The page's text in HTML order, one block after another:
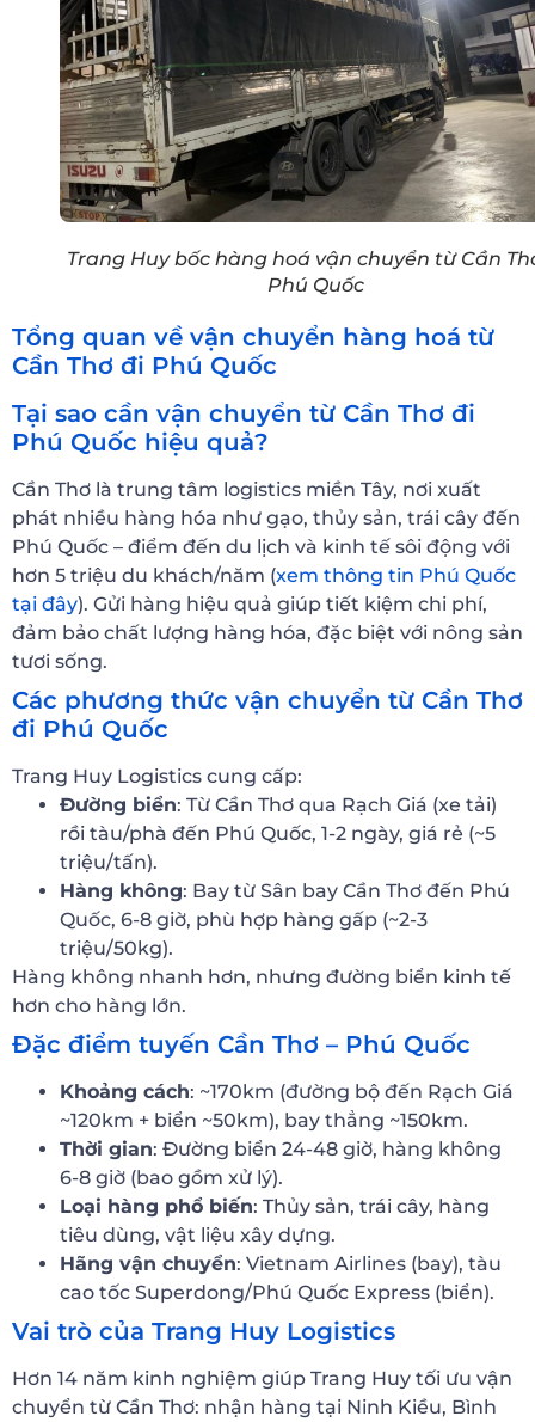
Trang Huy bốc hàng hoá vận chuyển từ Cần
Phú Quốc
Tổng quan về vận chuyển hàng hoá từ
Cần Thơ đi Phú Quốc
Tại sao cần vận chuyển từ Cần Thơ đi
Phú Quốc hiệu quả?
Cần Thơ là trung tâm logistics miền Tây, nơi xuất
phát nhiều hàng hóa như gạo, thủy sản, trái cây đến
Phú Quốc – điểm đến du lịch và kinh tế sôi động với
hơn 5 triệu du khách/năm (xem thông tin Phú Quốc
tại đây). Gửi hàng hiệu quả giúp tiết kiệm chi phí,
đảm bảo chất lượng hàng hóa, đặc biệt với nông sản
tươi sống.
Các phương thức vận chuyển từ Cần Thơ
đi Phú Quốc
Trang Huy Logistics cung cấp:
Đường biển: Từ Cần Thơ qua Rạch Giá (xe tải)
rồi tàu/phà đến Phú Quốc, 1-2 ngày, giá rẻ (~5
triệu/tấn).
Hàng không: Bay từ Sân bay Cần Thơ đến Phú
Quốc, 6-8 giờ, phù hợp hàng gấp (~2-3
triệu/50kg).
Hàng không nhanh hơn, nhưng đường biển kinh tế
hơn cho hàng lớn.
Đặc điểm tuyến Cần Thơ – Phú Quốc
Khoảng cách: ~170km (đường bộ đến Rạch Giá
~120km + biển ~50km), bay thẳng ~150km.
Thời gian: Đường biển 24-48 giờ, hàng không
6-8 giờ (bao gồm xử lý).
Loại hàng phổ biến: Thủy sản, trái cây, hàng
tiêu dùng, vật liệu xây dựng.
Hãng vận chuyển: Vietnam Airlines (bay), tàu
cao tốc Superdong/Phú Quốc Express (biển).
Vai trò của Trang Huy Logistics
Hơn 14 năm kinh nghiệm giúp Trang Huy tối ưu vận
chuyển từ Cần Thơ: nhận hàng tại Ninh Kiều, Bình